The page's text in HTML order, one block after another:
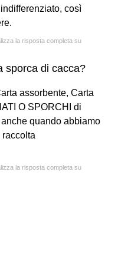
così
la risposta completa su
sporca di cacca?
assorbente, Carta
O SPORCHI di
quando abbiamo
la risposta completa su